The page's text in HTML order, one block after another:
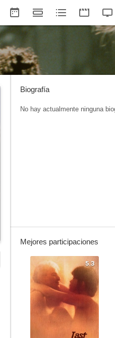
Biografía
No hay actualmente ninguna
Mejores participaciones
5.3